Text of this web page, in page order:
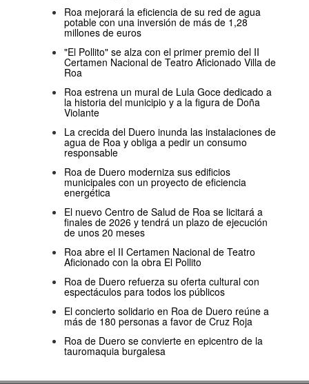
Roa mejorará la eficiencia de su red de agua
potable con una inversión de más de 1,28
millones de euros
"El Pollito" se alza con el primer premio del II
Certamen Nacional de Teatro Aficionado Villa de
Roa
Roa estrena un mural de Lula Goce dedicado a
la historia del municipio y a la figura de Doña
Violante
La crecida del Duero inunda las instalaciones de
agua de Roa y obliga a pedir un consumo
responsable
Roa de Duero moderniza sus edificios
municipales con un proyecto de eficiencia
energética
El nuevo Centro de Salud de Roa se licitará a
finales de 2026 y tendrá un plazo de ejecución
de unos 20 meses
Roa abre el II Certamen Nacional de Teatro
Aficionado con la obra El Pollito
Roa de Duero refuerza su oferta cultural con
espectáculos para todos los públicos
El concierto solidario en Roa de Duero reúne a
más de 180 personas a favor de Cruz Roja
Roa de Duero se convierte en epicentro de la
tauromaquia burgalesa